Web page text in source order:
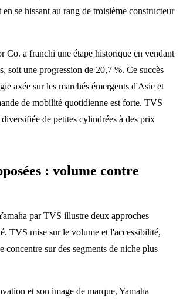
en se hissant au rang de troisième constructeur
Co. a franchi une étape historique en vendant
soit une progression de 20,7 %. Ce succès
axée sur les marchés émergents d'Asie et
de mobilité quotidienne est forte. TVS
de petites cylindrées à des prix
: volume contre
par TVS illustre deux approches
TVS mise sur le volume et l'accessibilité,
concentre sur des segments de niche plus
et son image de marque, Yamaha